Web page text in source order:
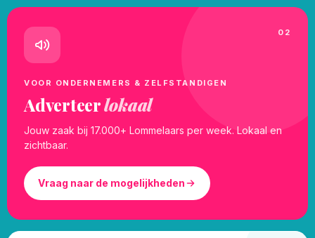
02
VOOR ONDERNEMERS & ZELFSTANDIGEN
Adverteerlokaal
Jouw zaak bij 17.000+ Lommelaars per week. Lokaal en
zichtbaar.
Vraag naar de mogelijkheden